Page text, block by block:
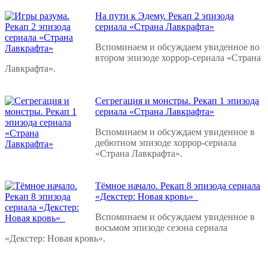
На пути к Эдему. Рекап 2 эпизода
сериала «Страна Лавкрафта»
Вспоминаем и обсуждаем увиденное во
втором эпизоде хоррор-сериала «Страна
Лавкрафта».
Сегрегация и монстры. Рекап 1 эпизода
сериала «Страна Лавкрафта»
Вспоминаем и обсуждаем увиденное в
дебютном эпизоде хоррор-сериала
«Страна Лавкрафта».
Тёмное начало. Рекап 8 эпизода сериала
«Декстер: Новая кровь»
Вспоминаем и обсуждаем увиденное в
восьмом эпизоде сезона сериала
«Декстер: Новая кровь».